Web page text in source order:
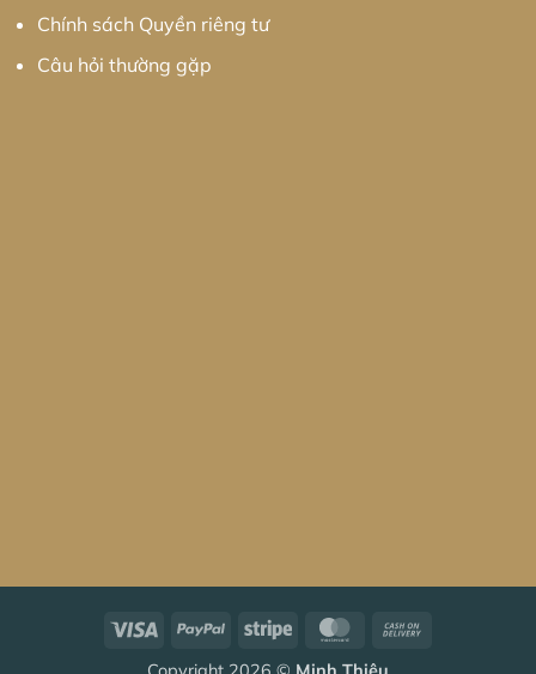
Chính sách Quyền riêng tư
Câu hỏi thường gặp
Visa PayPal Stripe MasterCard